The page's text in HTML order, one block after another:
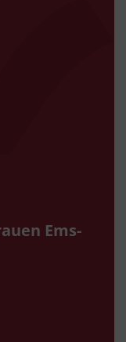
Ems-